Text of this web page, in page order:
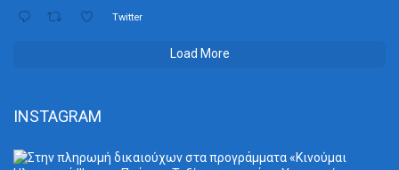
Twitter
Load More
INSTAGRAM